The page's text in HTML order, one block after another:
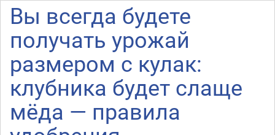
Вы всегда будете
получать урожай
размером с кулак:
клубника будет слаще
мёда — правила